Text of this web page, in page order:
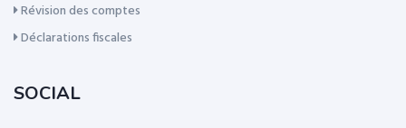
Révision des comptes
Déclarations fiscales
SOCIAL